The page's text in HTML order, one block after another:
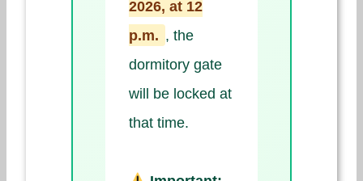
2026, at 12
p.m. , the
dormitory gate
will be locked at
that time.